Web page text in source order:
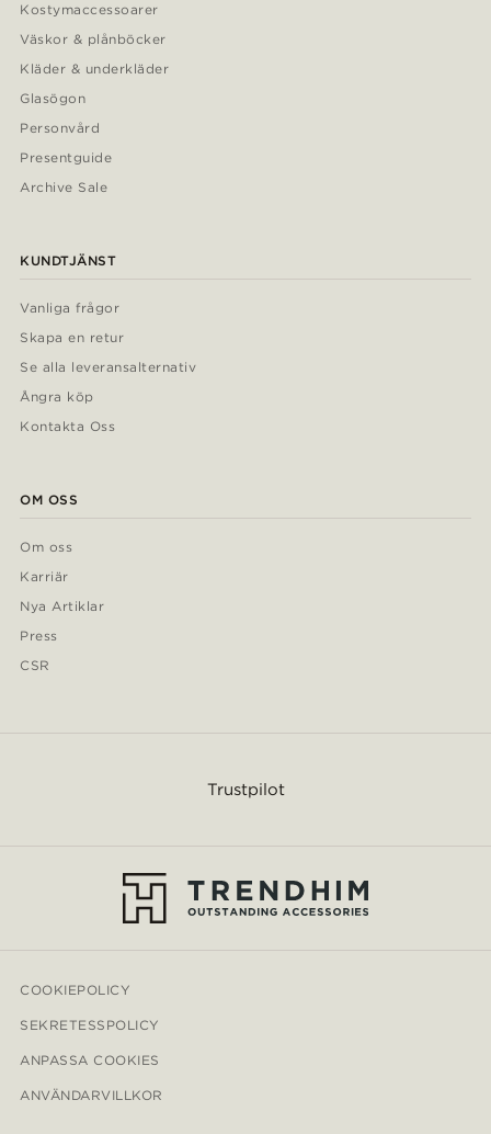
Kostymaccessoarer
Väskor & plånböcker
Kläder & underkläder
Glasögon
Personvård
Presentguide
Archive Sale
KUNDTJÄNST
Vanliga frågor
Skapa en retur
Se alla leveransalternativ
Ångra köp
Kontakta Oss
OM OSS
Om oss
Karriär
Nya Artiklar
Press
CSR
Trustpilot
COOKIEPOLICY
SEKRETESSPOLICY
ANPASSA COOKIES
ANVÄNDARVILLKOR